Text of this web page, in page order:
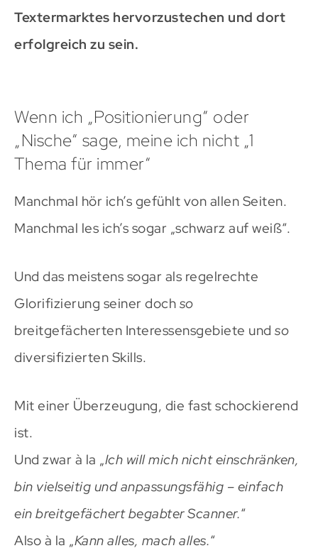
Textermarktes hervorzustechen und dort
erfolgreich zu sein.
Wenn ich „Positionierung“ oder
„Nische“ sage, meine ich nicht „1
Thema für immer“
Manchmal hör ich’s gefühlt von allen Seiten.
Manchmal les ich’s sogar „schwarz auf weiß“.
Und das meistens sogar als regelrechte
Glorifizierung seiner doch so
breitgefächerten Interessensgebiete und so
diversifizierten Skills.
Mit einer Überzeugung, die fast schockierend
ist.
Und zwar à la „Ich will mich nicht einschränken,
bin vielseitig und anpassungsfähig – einfach
ein breitgefächert begabter Scanner.“
Also à la „Kann alles, mach alles.“